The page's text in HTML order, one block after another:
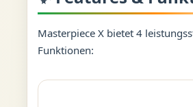
Masterpiece X bietet 4
Funktionen: